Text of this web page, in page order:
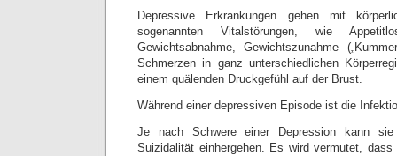
Depressive Erkrankungen gehen mit
sogenannten Vitalstörungen, wie
Gewichtsabnahme, Gewichtszunahme
Schmerzen in ganz unterschiedlichen
einem quälenden Druckgefühl auf der Brust.
Während einer depressiven Episode ist die
Je nach Schwere einer Depression kann
Suizidalität einhergehen. Es wird vermutet,